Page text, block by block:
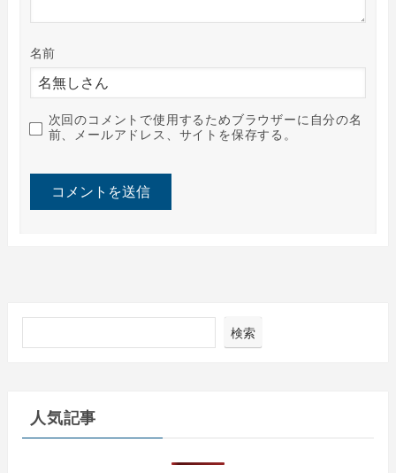
名前
次回のコメントで使用するためブラウザーに自分の名
前、メールアドレス、サイトを保存する。
検索
人気記事